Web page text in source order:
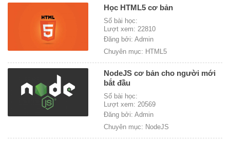
Học HTML5 cơ bản
Số bài học:
Lượt xem: 22810
Đăng bởi: Admin
Chuyên mục: HTML5
NodeJS cơ bản cho người mới
bắt đầu
Số bài học:
Lượt xem: 20569
Đăng bởi: Admin
Chuyên mục: NodeJS